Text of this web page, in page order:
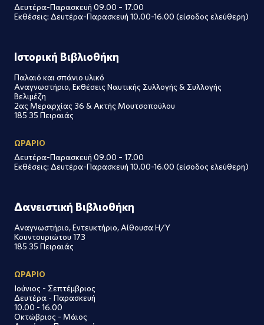
Δευτέρα-Παρασκευή 09.00 – 17.00
Εκθέσεις: Δευτέρα-Παρασκευή 10.00-16.00 (είσοδος ελεύθερη)
Ιστορική Βιβλιοθήκη
Παλαιό και σπάνιο υλικό
Αναγνωστήριο, Εκθέσεις Ναυτικής Συλλογής & Συλλογής
Βελιμέζη
2ας Μεραρχίας 36 & Ακτής Μουτσοπούλου
185 35 Πειραιάς
ΩΡΑΡΙΟ
Δευτέρα-Παρασκευή 09.00 – 17.00
Εκθέσεις: Δευτέρα-Παρασκευή 10.00-16.00 (είσοδος ελεύθερη)
Δανειστική Βιβλιοθήκη
Αναγνωστήριο, Εντευκτήριο, Αίθουσα Η/Υ
Κουντουριώτου 173
185 35 Πειραιάς
ΩΡΑΡΙΟ
Ιούνιος - Σεπτέμβριος
Δευτέρα - Παρασκευή
10.00 - 16.00
Οκτώβριος - Μάιος